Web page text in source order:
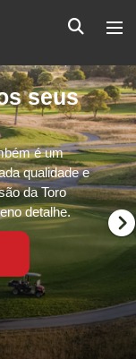
seus
é um
qualidade e
da Toro
detalhe.